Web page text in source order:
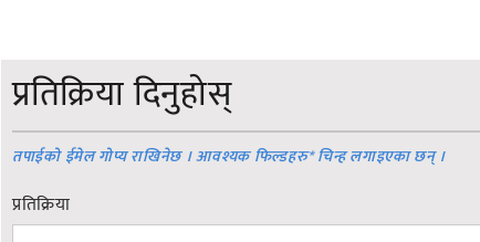
प्रतिक्रिया दिनुहोस्
तपाईको ईमेल गोप्य राखिनेछ । आवश्यक फिल्डहरु*चिन्ह लगाइएका छन् ।
प्रतिक्रिया